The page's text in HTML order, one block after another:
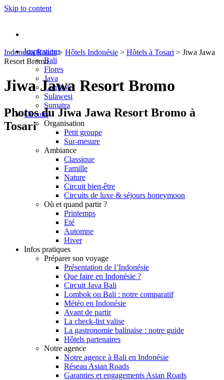
Skip to content
Inspirations
Bali
Flores
Java
Lombok
Sulawesi
Sumatra
Circuits
Organisation
Petit groupe
Sur-mesure
Ambiance
Classique
Famille
Nature
Circuit bien-être
Circuits de luxe & séjours honeymoon
Où et quand partir ?
Printemps
Eté
Automne
Hiver
Infos pratiques
Préparer son voyage
Présentation de l’Indonésie
Que faire en Indonésie ?
Circuit Java Bali
Lombok ou Bali : notre comparatif
Météo en Indonésie
Avant de partir
La check-list valise
La gastronomie balinaise : notre guide
Hôtels partenaires
Notre agence
Notre agence à Bali en Indonésie
Réseau Asian Roads
Garanties et engagements Asian Roads
Indonesia Roads > Hôtels Indonésie > Hôtels à Tosari > Jiwa Jawa
Resort Bromo
Jiwa Jawa Resort Bromo
Photos du Jiwa Jawa Resort Bromo à
Tosari